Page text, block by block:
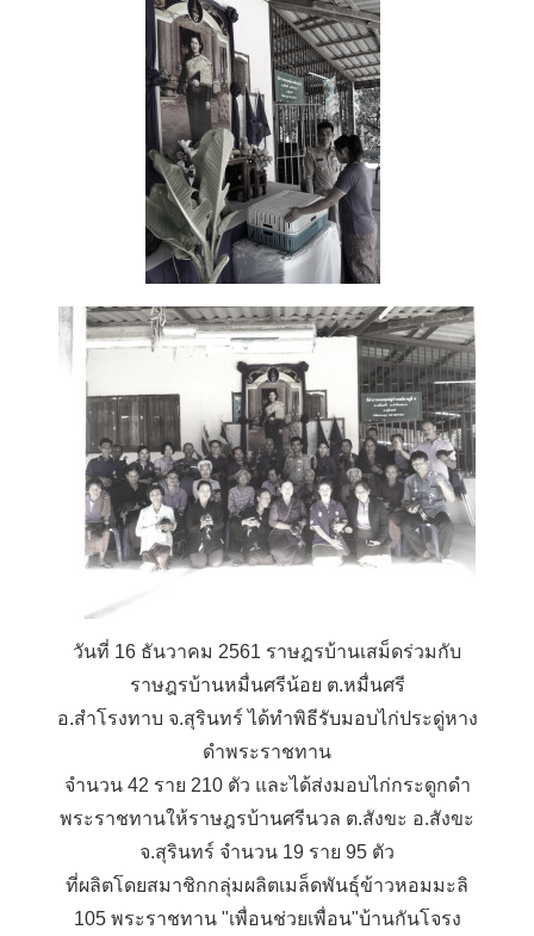
วันที่ 16 ธันวาคม 2561 ราษฎรบ้านเสม็ดร่วมกับ
ราษฎรบ้านหมื่นศรีน้อย ต.หมื่นศรี
อ.สำโรงทาบ จ.สุรินทร์ ได้ทำพิธีรับมอบไก่ประดู่หาง
ดำพระราชทาน
จำนวน 42 ราย 210 ตัว และได้ส่งมอบไก่กระดูกดำ
พระราชทานให้ราษฎรบ้านศรีนวล ต.สังขะ อ.สังขะ
จ.สุรินทร์ จำนวน 19 ราย 95 ตัว
ที่ผลิตโดยสมาชิกกลุ่มผลิตเมล็ดพันธุ์ข้าวหอมมะลิ
105 พระราชทาน "เพื่อนช่วยเพื่อน"บ้านกันโจรง